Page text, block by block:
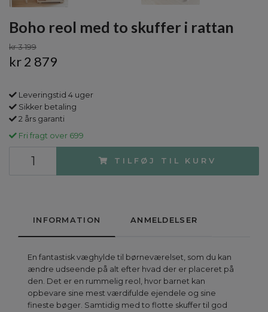
Boho reol med to skuffer i rattan
kr 3 199
kr 2 879
Leveringstid 4 uger
Sikker betaling
2 års garanti
Fri fragt over 699
TILFØJ TIL KURV
INFORMATION ANMELDELSER
En fantastisk væghylde til børneværelset, som du kan
ændre udseende på alt efter hvad der er placeret på
den. Det er en rummelig reol, hvor barnet kan
opbevare sine mest værdifulde ejendele og sine
fineste bøger. Samtidig med to flotte skuffer til god